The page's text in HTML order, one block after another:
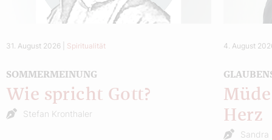
31. August 2026 Spiritualität
SOMMERMEINUNG
Wie spricht Gott?
Stefan Kronthaler
4. August
Herz
Sandra